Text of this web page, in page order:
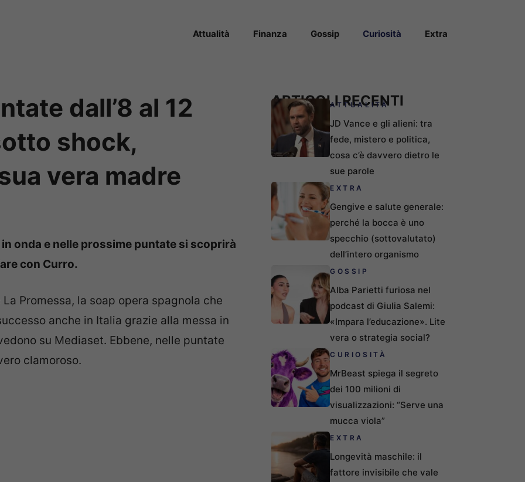
Attualità Finanza Gossip Curiosità Extra
dall’8 al 12
shock,
vera madre
onda e nelle prossime puntate si scoprirà
con Curro.
Promessa, la soap opera spagnola che
anche in Italia grazie alla messa in
su Mediaset. Ebbene, nelle puntate
clamoroso.
ARTICOLI RECENTI
ATTUALITÀ
JD Vance e gli alieni: tra
fede, mistero e politica,
cosa c’è davvero dietro le
sue parole
EXTRA
Gengive e salute generale:
perché la bocca è uno
specchio (sottovalutato)
dell’intero organismo
GOSSIP
Alba Parietti furiosa nel
podcast di Giulia Salemi:
«Impara l’educazione». Lite
vera o strategia social?
CURIOSITÀ
MrBeast spiega il segreto
dei 100 milioni di
visualizzazioni: “Serve una
mucca viola”
EXTRA
Longevità maschile: il
fattore invisibile che vale